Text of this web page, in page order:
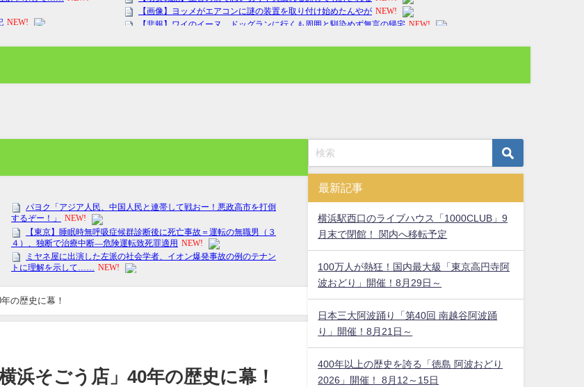
の歴史に幕！
浜そごう店」40年の歴史に幕！
最新記事
横浜駅西口のライブハウス「1000CLUB」9
月末で閉館！ 関内へ移転予定
100万人が熱狂！国内最大級「東京高円寺阿
波おどり」開催！8月29日～
日本三大阿波踊り「第40回 南越谷阿波踊
り」開催！8月21日～
400年以上の歴史を誇る「徳島 阿波おどり
2026」開催！ 8月12～15日